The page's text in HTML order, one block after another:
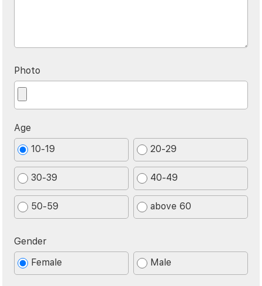
Photo
Age
10-19
20-29
30-39 40-49
50-59 above 60
Gender
Female
Male